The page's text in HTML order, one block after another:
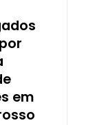
em